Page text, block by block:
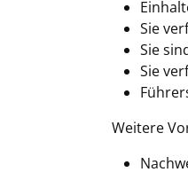
Sie
Sie
Sie
Weitere